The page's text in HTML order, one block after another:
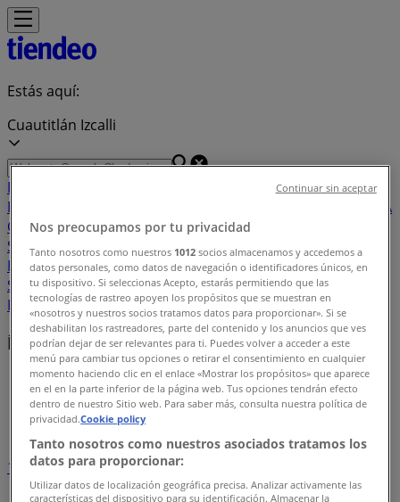
Estás aquí:
Cuautitlán Izcalli
Destacados
Departamentales
El Regreso A
Clases HogarFarmacias y
SaludElectrónicaFerreteríasSalud y
BellezaRestaurantesAutosBancos y
ServiciosDeporteLibrerías y PapeleríasOcioNiños
EntretenimientoÓpticas
Índice de ofertas en Cuautitlán Izcalli
Tiendeo en Cuautitlán Izcalli»
Índice de ofertas
1
Nos preocupamos por tu privacidad
Tanto nosotros como nuestros 1012 socios almacenamos y accedemos a
datos personales, como datos de navegación o identificadores únicos, en
tu dispositivo. Si seleccionas Acepto, estarás permitiendo que las
tecnologías de rastreo apoyen los propósitos que se muestran en
«nosotros y nuestros socios tratamos datos para proporcionar». Si se
deshabilitan los rastreadores, parte del contenido y los anuncios que ves
podrían dejar de ser relevantes para ti. Puedes volver a acceder a este
menú para cambiar tus opciones o retirar el consentimiento en cualquier
momento haciendo clic en el enlace «Mostrar los propósitos» que aparece
en el en la parte inferior de la página web. Tus opciones tendrán efecto
dentro de nuestro Sitio web. Para saber más, consulta nuestra política de
privacidad.Cookie policy
Tanto nosotros como nuestros asociados tratamos los
datos para proporcionar:
Utilizar datos de localización geográfica precisa. Analizar activamente las
características del dispositivo para su identificación. Almacenar la
Continuar sin aceptar